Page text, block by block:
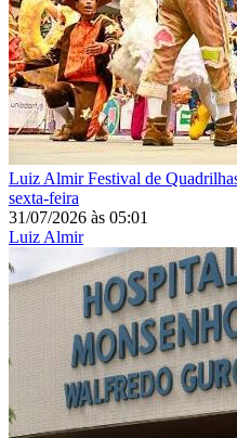
Luiz AlmirFestival de
sexta-feira
31/07/2026 às 05:01
Luiz Almir